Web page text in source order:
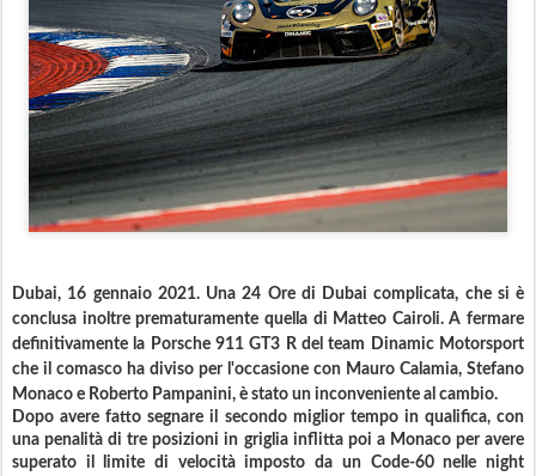
Dubai, 16 gennaio 2021. Una 24 Ore di Dubai complicata, che si è
conclusa inoltre prematuramente quella di Matteo Cairoli. A fermare
definitivamente la Porsche 911 GT3 R del team Dinamic Motorsport
che il comasco ha diviso per l'occasione con Mauro Calamia, Stefano
Monaco e Roberto Pampanini, è stato un inconveniente al cambio.
Dopo avere fatto segnare il secondo miglior tempo in qualifica, con
una penalità di tre posizioni in griglia inflitta poi a Monaco per avere
superato il limite di velocità imposto da un Code-60 nelle night